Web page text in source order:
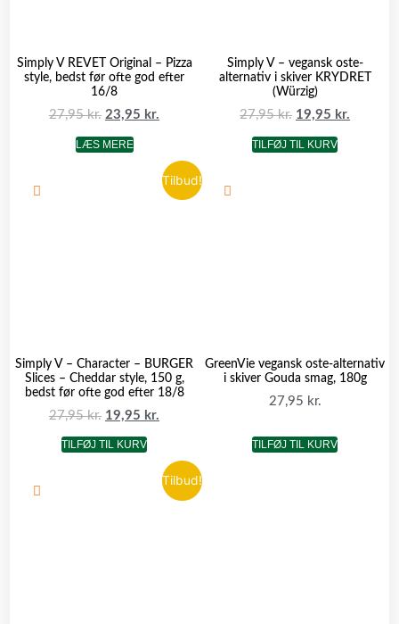
Simply V REVET Original – Pizza
style, bedst før ofte god efter
16/8
27,95kr. 23,95 kr.
LÆS MERE
Simply V – vegansk oste-
alternativ i skiver KRYDRET
(Würzig)
27,95kr. 19,95 kr.
TILFØJ TIL KURV
Tilbud!
Simply V – Character – BURGER
Slices – Cheddar style, 150 g,
bedst før ofte god efter 18/8
27,95kr. 19,95 kr.
TILFØJ TIL KURV
GreenVie vegansk oste-alternativ
i skiver Gouda smag, 180g
27,95 kr.
TILFØJ TIL KURV
Tilbud!